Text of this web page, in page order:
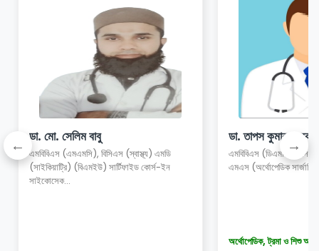
ডা. মো. সেলিম বাবু
এমবিবিএস (এমএমসি), বিসিএস (স্বাস্থ্য) এমডি
(সাইকিয়াট্রি) (বিএমইউ) সার্টিফাইড কোর্স-ইন
সাইকোসেক...
ডা. তাপস কুমার
এমবিবিএস (ডিএমসি),
এমএস (অর্থোপেডিক
অর্থোপেডিক, ট্রমা ও শিশু